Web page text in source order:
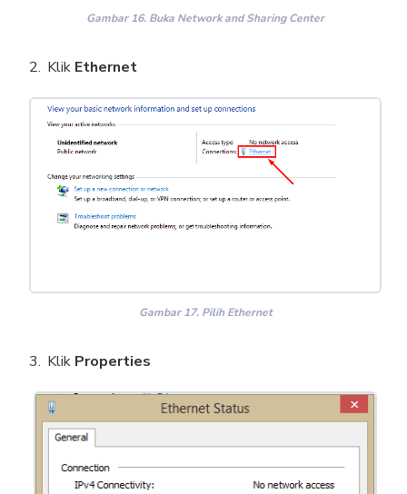
Gambar 16. Buka Network and Sharing Center
Klik Ethernet
Gambar 17. Pilih Ethernet
Klik Properties